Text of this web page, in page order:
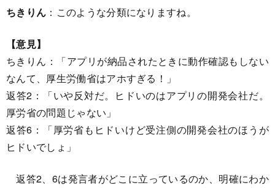
ちきりん ：このような分類になりますね。
【意見】
ちきりん：「アプリが納品されたときに動作確認もしない
なんて、厚生労働省はアホすぎる！」
返答2：「いや反対だ。ヒドいのはアプリの開発会社だ。
厚労省の問題じゃない」
返答6：「厚労省もヒドいけど受注側の開発会社のほうが
ヒドいでしょ」
返答2、6は発言者がどこに立っているのか、明確にわか